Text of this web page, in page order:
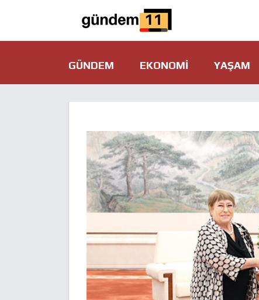
GÜNDEM EKONOMI YAŞAM